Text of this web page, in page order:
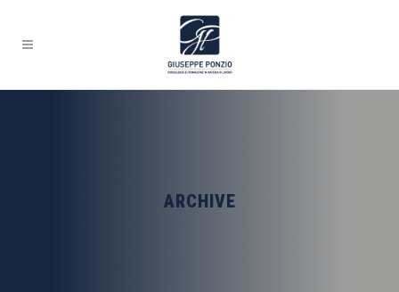
ARCHIVE